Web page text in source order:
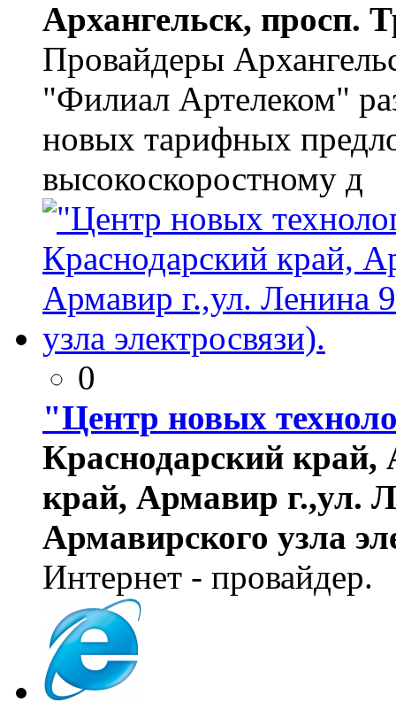
Архангельск, просп.
Провайдеры
"Филиал Артелеком"
новых тарифных
высокоскоростному д
0
"Центр новых
Краснодарский
край, Армавир г.,ул.
Армавирского узла
Интернет - провайдер.